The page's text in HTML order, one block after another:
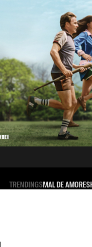
TRENDINGSMAL DE AMORES